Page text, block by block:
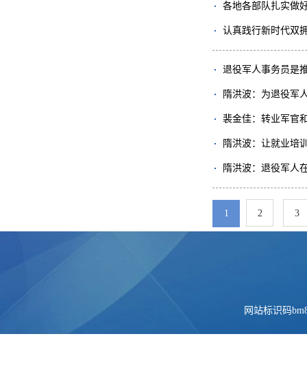
各地各部队扎实做
认真践行新时代双
退役军人事务员是
隋洪波：为退役军
裴金佳：转业军官
隋洪波：让就业培
隋洪波：退役军人
1 2 3
网站标识码